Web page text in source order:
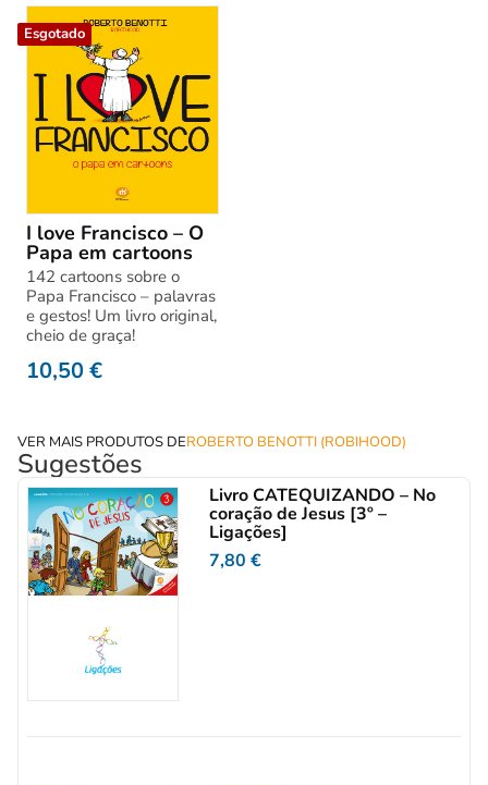
Esgotado
I love Francisco – O
Papa em cartoons
142 cartoons sobre o
Papa Francisco – palavras
e gestos! Um livro original,
cheio de graça!
10,50€
VER MAIS PRODUTOS DEROBERTO BENOTTI (ROBIHOOD)
Sugestões
Livro CATEQUIZANDO – No
coração de Jesus [3º –
Ligações]
7,80€